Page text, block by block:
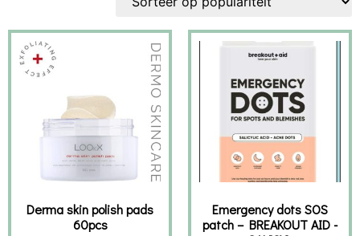
Derma skin polish pads
60pcs
Emergency dots SOS
patch – BREAKOUT AID -